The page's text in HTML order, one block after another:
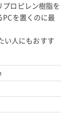
ロピレン樹脂を
を置くのに最
い人にもおすす